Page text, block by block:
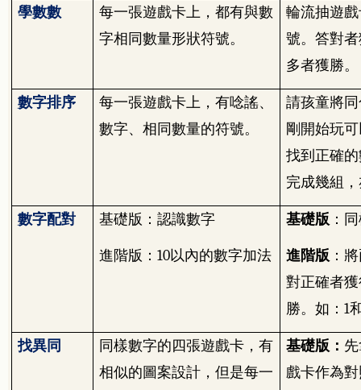
學數數
每一張遊戲卡上，都有與數
字相同數量形狀符號。
輪流抽遊
號。答對
多者獲勝。
數字排序
每一張遊戲卡上，有唸謠、
數字、相同數量的符號。
請孩童將
剛開始玩
找到正確
完成幾組
數字配對 基礎版：認識數字
進階版：10以內的數字加法
基礎版 ：
進階版 ：
對正確者
勝。如：1
找異同
同樣數字的四張遊戲卡，有
相似的圖案設計，但是每一
基礎版：
戲卡作為